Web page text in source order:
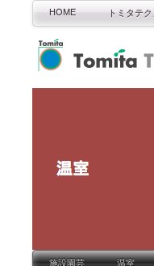
HOME トミタテ
施設園芸 温室